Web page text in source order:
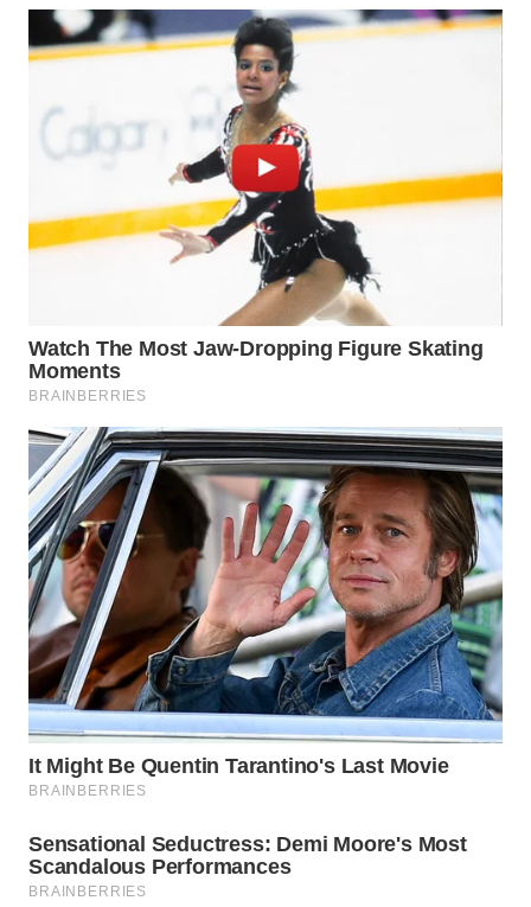
WN
BOGOR
DEPOK
TAPANULI
UTARA
WN
LAWAS
WN
SUMEDANG
WN
CIANJUR
WN
KEPULAUAN
SERIBU
WN
WN
BINJAI